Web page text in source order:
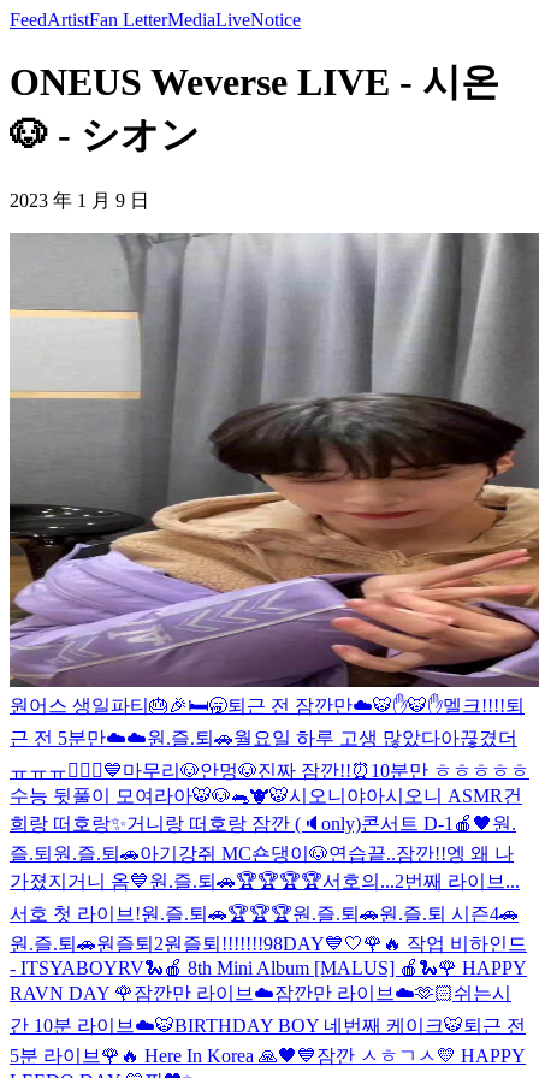
FeedArtistFan LetterMediaLiveNotice
ONEUS Weverse LIVE - 시온
🐶 - シオン
2023 年 1 月 9 日
원어스 생일파티🎂🎉🛏🥱퇴근 전 잠깐만☁️🐯✋🐯✋멜크!!!!퇴
근 전 5분만☁️☁️원.즐.퇴🚗월요일 하루 고생 많았다아끊겼더
ㅠㅠㅠ🤦🏻‍♂️💙마무리🐶안멍🐶진짜 잠깐!!⏰10분만 ㅎㅎㅎㅎㅎ
수능 뒷풀이 모여라아🐯🐶🐀🐮🐯시오니야아시오니 ASMR건
희랑 떠호랑✨거니랑 떠호랑 잠깐 (🔈only)콘서트 D-1🍎🖤원.
즐.퇴 원.즐.퇴🚗아기강쥐 MC숀댕이🐶연습끝..잠깐!!엥 왜 나
가졌지 거니 옴💙원.즐.퇴🚗🏆🏆🏆🏆서호의...2번째 라이브...
서호 첫 라이브!원.즐.퇴🚗🏆🏆🏆원.즐.퇴🚗원.즐.퇴 시즌4🚗
원.즐.퇴🚗원즐퇴2원즐퇴!!!!!!!98DAY💙🤍🌹🔥 작업 비하인드
- ITSYABOYRV🐍🍎 8th Mini Album [MALUS] 🍎🐍🌹 HAPPY
RAVN DAY 🌹잠깐만 라이브☁️잠깐만 라이브☁️🫶🏻쉬는시
간 10분 라이브☁️🐯BIRTHDAY BOY 네번째 케이크🐯퇴근 전
5분 라이브 🌹🔥 Here In Korea 🙏🖤💙잠깐 ㅅㅎㄱㅅ💛 HAPPY